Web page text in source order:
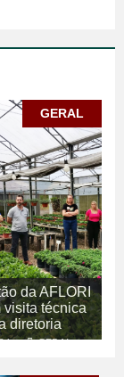
GERAL
da AFLORI
visita técnica
diretoria
GERAL